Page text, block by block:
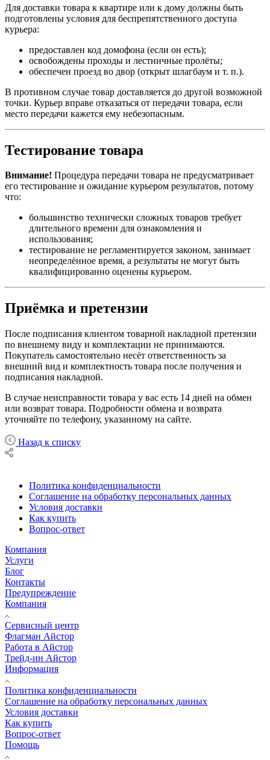
Для доставки товара к квартире или к дому должны быть
подготовлены условия для беспрепятственного доступа
курьера:
предоставлен код домофона (если он есть);
освобождены проходы и лестничные пролёты;
обеспечен проезд во двор (открыт шлагбаум и т. п.).
В противном случае товар доставляется до другой возможной
точки. Курьер вправе отказаться от передачи товара, если
место передачи кажется ему небезопасным.
Тестирование товара
Внимание! Процедура передачи товара не предусматривает
его тестирование и ожидание курьером результатов, потому
что:
большинство технически сложных товаров требует
длительного времени для ознакомления и
использования;
тестирование не регламентируется законом, занимает
неопределённое время, а результаты не могут быть
квалифицированно оценены курьером.
Приёмка и претензии
После подписания клиентом товарной накладной претензии
по внешнему виду и комплектации не принимаются.
Покупатель самостоятельно несёт ответственность за
внешний вид и комплектность товара после получения и
подписания накладной.
В случае неисправности товара у вас есть 14 дней на обмен
или возврат товара. Подробности обмена и возврата
уточняйте по телефону, указанному на сайте.
Назад к списку
Политика конфиденциальности
Соглашение на обработку персональных данных
Условия доставки
Как купить
Вопрос-ответ
Компания
Услуги
Блог
Контакты
Предупреждение
Компания
Сервисный центр
Флагман Айстор
Работа в Айстор
Трейд-ин Айстор
Информация
Политика конфиденциальности
Соглашение на обработку персональных данных
Условия доставки
Как купить
Вопрос-ответ
Помощь